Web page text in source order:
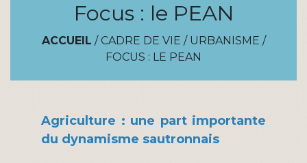
Focus : le PEAN
ACCUEIL / CADRE DE VIE / URBANISME /
FOCUS : LE PEAN
Agriculture : une part importante
du dynamisme sautronnais